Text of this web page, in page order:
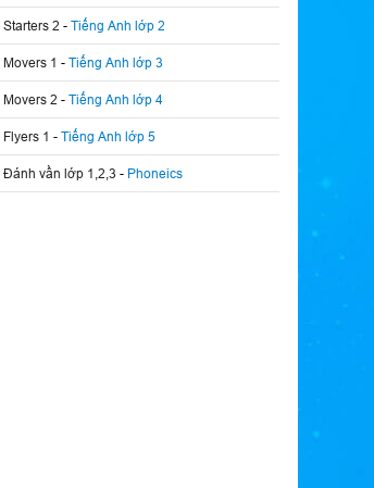
Starters 2 - Tiếng Anh lớp 2
Movers 1 - Tiếng Anh lớp 3
Movers 2 - Tiếng Anh lớp 4
Flyers 1 - Tiếng Anh lớp 5
Đánh vần lớp 1,2,3 - Phoneics